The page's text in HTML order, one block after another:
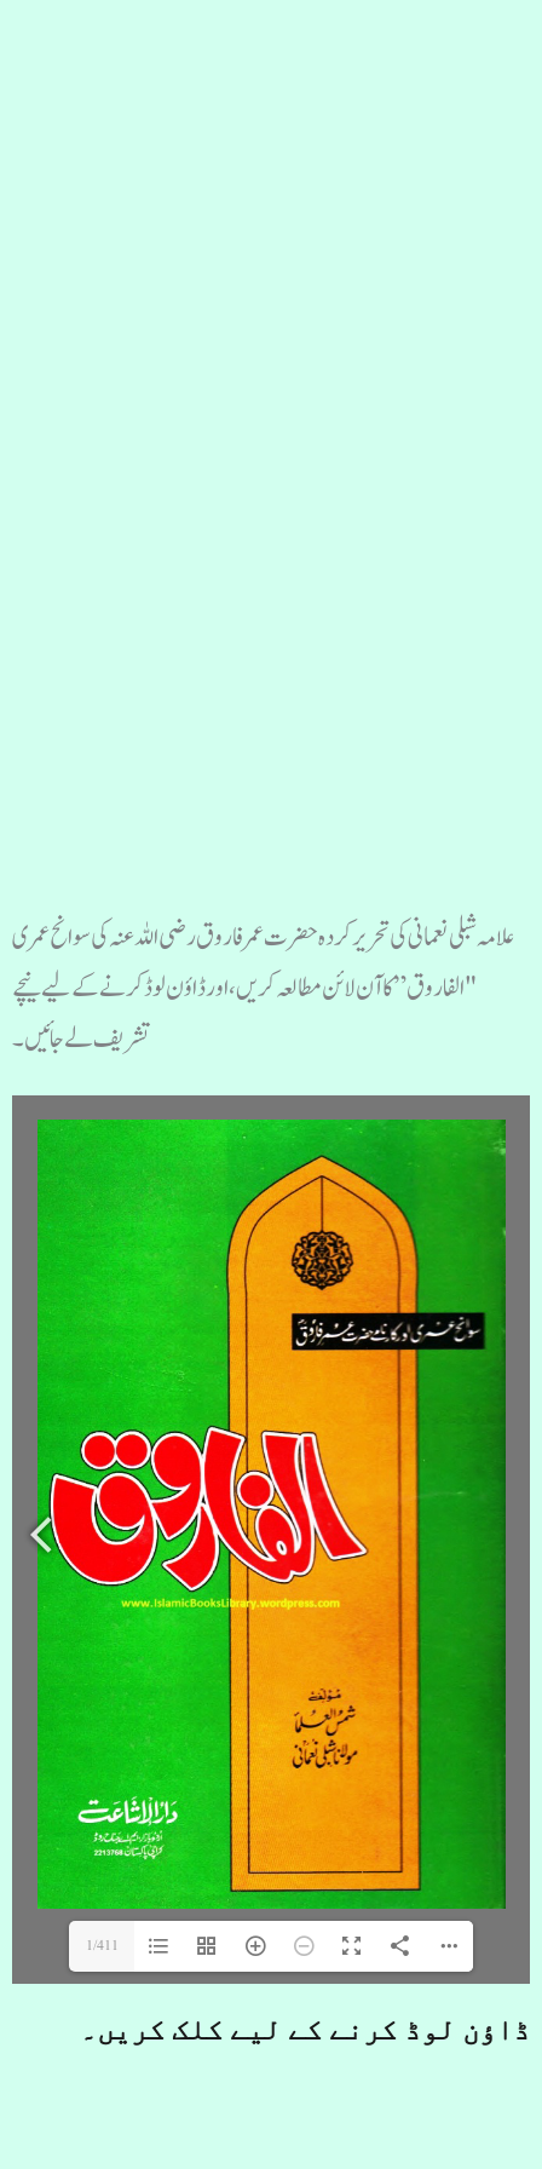
علامہ شبلی نعمانی کی تحریر کردہ حضرت عمر فاروق رضی اللہ عنہ کی سوانح عمری
"الفاروق” کا آن لائن مطالعہ کریں، اور ڈاؤن لوڈ کرنے کے لیے نیچے
تشریف لے جائیں۔
1/411
ڈاؤن لوڈ کرنے کے لیے کلک کریں۔